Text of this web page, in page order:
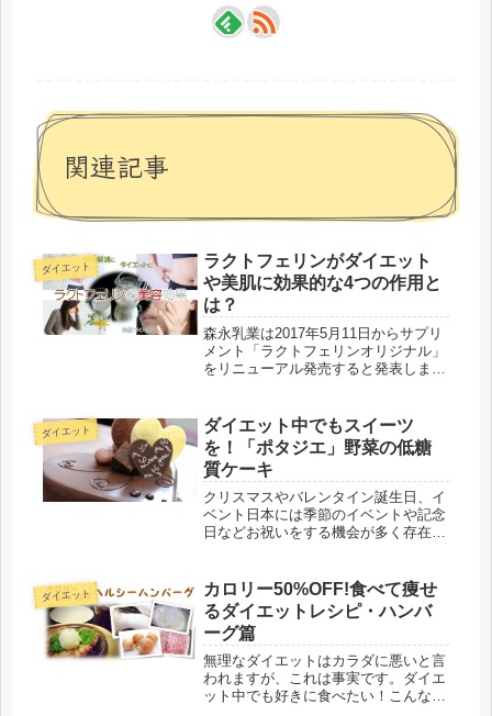
関連記事
ダイエット
ラクトフェリンがダイエット
や美肌に効果的な4つの作用と
は？
森永乳業は2017年5月11日からサプリ
メント「ラクトフェリンオリジナル」
をリニューアル発売すると発表しまし
のアピールポイントとなっています。
森永乳業は、サプリメント「...
ダイエット
ダイエット中でもスイーツ
を！「ポタジエ」野菜の低糖
質ケーキ
クリスマスやバレンタイン誕生日、イ
ベント日本には季節のイベントや記念
日などお祝いをする機会が多く存在し
なる人やダイエット中の人にとっては
誘惑が多いシーンとも言えるでしょ
う。...
ダイエット
カロリー50%OFF!食べて痩せ
るダイエットレシピ・ハンバ
ーグ篇
無理なダイエットはカラダに悪いと言
われますが、これは事実です。ダイエ
ット中でも好きに食べたい！こんな欲